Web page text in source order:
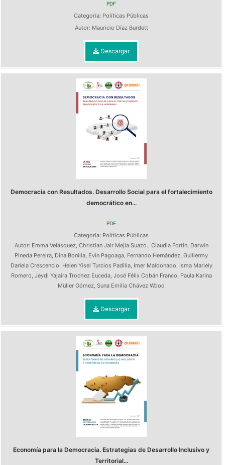
PDF
Categoría: Políticas Públicas
Autor: Mauricio Díaz Burdett
Descargar
Democracia con Resultados. Desarrollo Social para el fortalecimiento
democrático en...
PDF
Categoría: Políticas Públicas
Autor: Emma Velásquez, Christian Jair Mejia Suazo., Claudia Fortin, Darwin
Pineda Pereira, Dina Bonilla, Evin Pagoaga, Fernando Hernández, Guillermy
Dariela Crescencio, Helen Yisel Turcios Padilla, Imer Maldonado, Isma Mariely
Romero, Jeydi Yajaira Trochez Euceda, José Félix Cobán Franco, Paula Karina
Müller Gómez, Suna Emilia Chávez Wood
Descargar
Economía para la Democracia. Estrategias de Desarrollo Inclusivo y
Territorial...